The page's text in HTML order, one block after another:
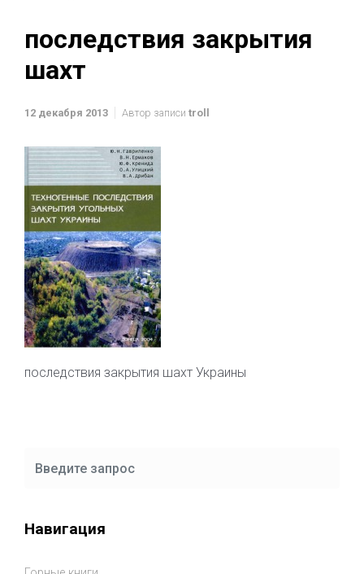
последствия закрытия
шахт
12 декабря 2013 Автор записи troll
последствия закрытия шахт Украины
Навигация